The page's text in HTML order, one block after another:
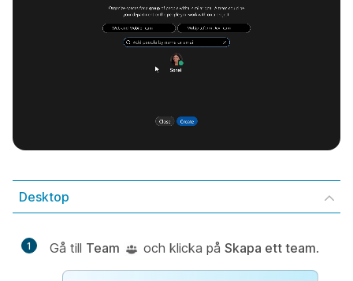
Desktop
1 Gå till Team och klicka på Skapa ett team.